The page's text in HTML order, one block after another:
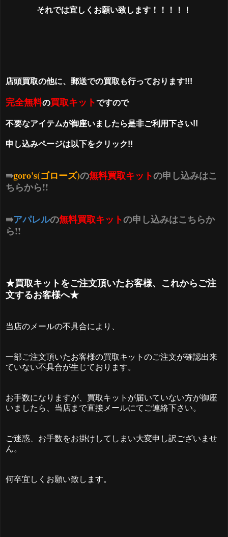
それでは宜しくお願い致します！！！！！
店頭買取の他に、郵送での買取も行っております!!!
完全無料の買取キットですので
不要なアイテムが御座いましたら是非ご利用下さい!!
申し込みページは以下をクリック!!
⇛goro's(ゴローズ)の無料買取キットの申し込みはこ
ちらから!!
⇛アパレルの無料買取キットの申し込みはこちらか
ら!!
★買取キットをご注文頂いたお客様、これからご注
文するお客様へ★
当店のメールの不具合により、
一部ご注文頂いたお客様の買取キットのご注文が確認出来
ていない不具合が生じております。
お手数になりますが、買取キットが届いていない方が御座
いましたら、当店まで直接メールにてご連絡下さい。
ご迷惑、お手数をお掛けしてしまい大変申し訳ございませ
ん。
何卒宜しくお願い致します。